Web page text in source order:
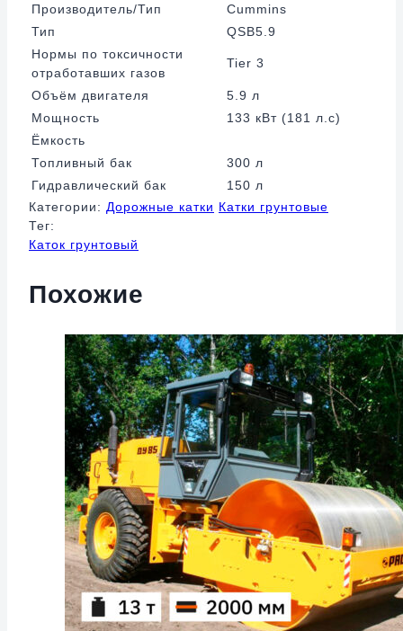
Производитель/Тип
Cummins
Тип
QSB5.9
Нормы по токсичности
отработавших газов
Tier 3
Объём двигателя
5.9 л
Мощность
133 кВт (181 л.с)
Ёмкость
Топливный бак
300 л
Гидравлический бак
150 л
Категории: Дорожные катки Катки грунтовые
Тег:
Каток грунтовый
Похожие